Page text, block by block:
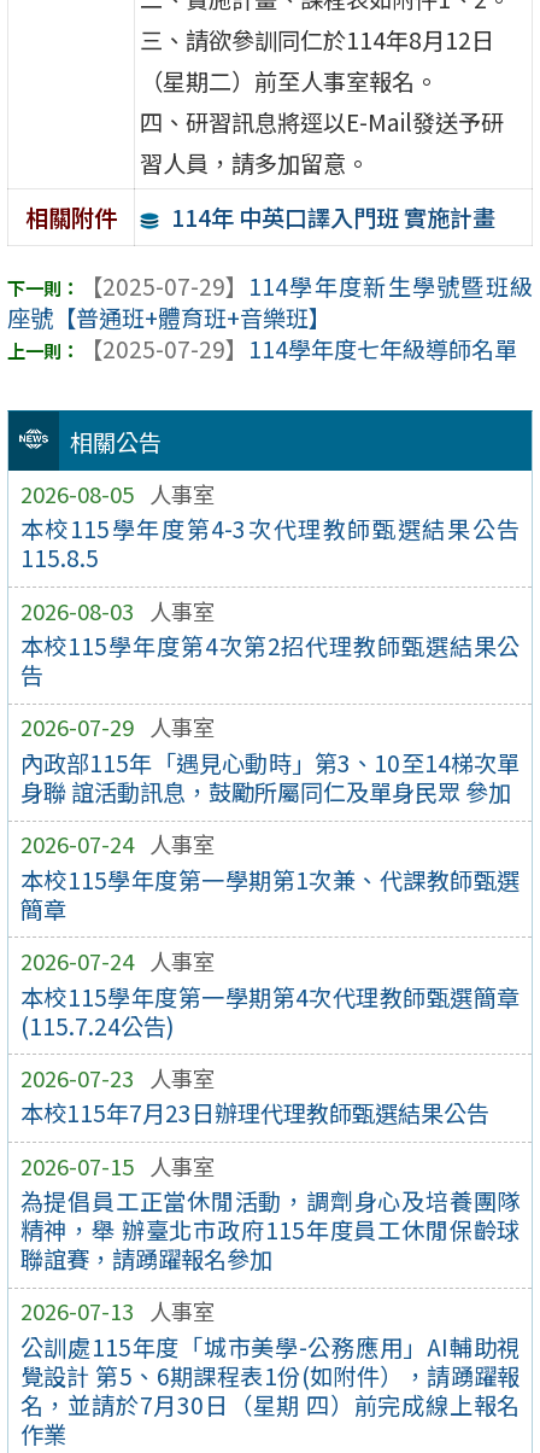
相關公告
2026-08-05 人事室
本校115學年度第4-3次代理教師甄選結果公告
115.8.5
2026-08-03 人事室
本校115學年度第4次第2招代理教師甄選結果公
告
2026-07-29 人事室
內政部115年「遇見心動時」第3、10至14梯次單
身聯 誼活動訊息，鼓勵所屬同仁及單身民眾 參加
2026-07-24 人事室
本校115學年度第一學期第1次兼、代課教師甄選
簡章
2026-07-24 人事室
本校115學年度第一學期第4次代理教師甄選簡章
(115.7.24公告)
2026-07-23 人事室
本校115年7月23日辦理代理教師甄選結果公告
2026-07-15 人事室
為提倡員工正當休閒活動，調劑身心及培養團隊
精神，舉 辦臺北市政府115年度員工休閒保齡球
聯誼賽，請踴躍報名參加
2026-07-13 人事室
公訓處115年度「城市美學-公務應用」AI輔助視
覺設計 第5、6期課程表1份(如附件），請踴躍報
名，並請於7月30日（星期 四）前完成線上報名
作業
三、請欲參訓同仁於114年8月12日
（星期二）前至人事室報名。
四、研習訊息將逕以E-Mail發送予研
習人員，請多加留意。
相關附件
114年 中英口譯入門班 實施計畫
【2025-07-29】 114學年度新生學號暨班級
座號【普通班+體育班+音樂班】
【2025-07-29】 114學年度七年級導師名單